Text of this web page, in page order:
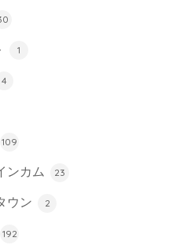
1
4
109
ンカム 23
ウン 2
192